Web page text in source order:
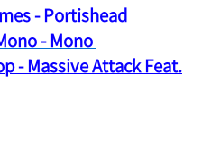
- Portishead
- Mono
- Massive Attack Feat.